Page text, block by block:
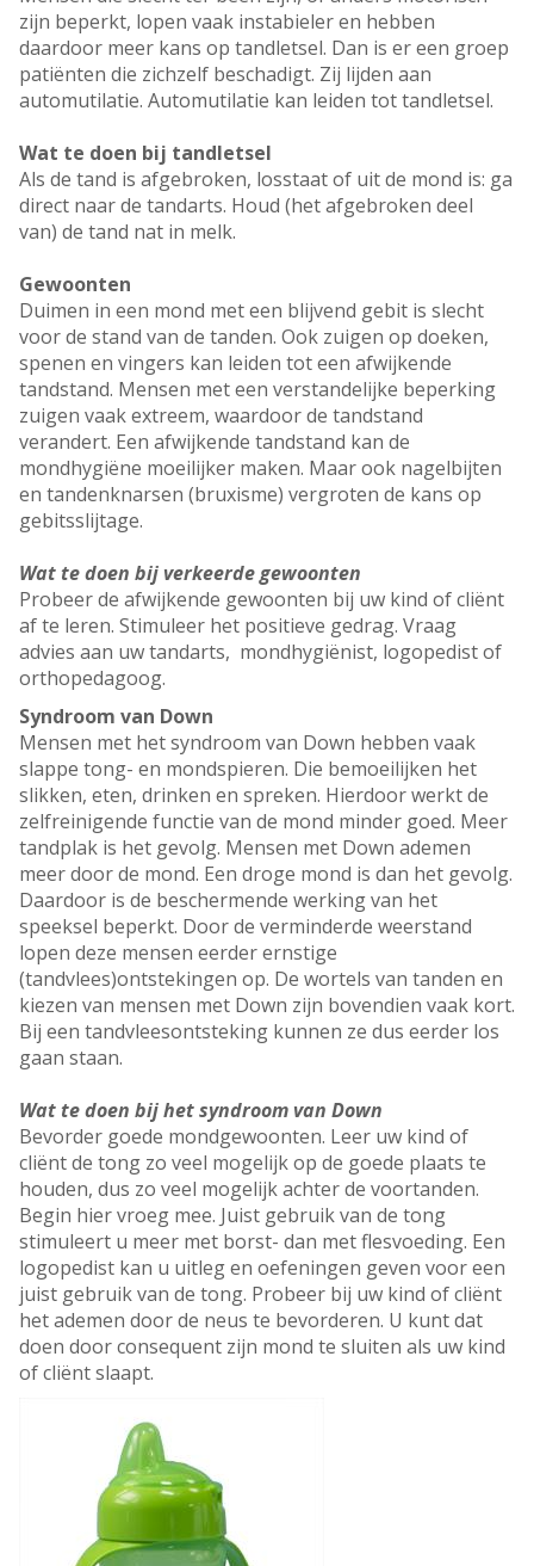
zijn beperkt, lopen vaak instabieler en hebben
daardoor meer kans op tandletsel. Dan is er een groep
patiënten die zichzelf beschadigt. Zij lijden aan
automutilatie. Automutilatie kan leiden tot tandletsel.
Wat te doen bij tandletsel
Als de tand is afgebroken, losstaat of uit de mond is: ga
direct naar de tandarts. Houd (het afgebroken deel
van) de tand nat in melk.
Gewoonten
Duimen in een mond met een blijvend gebit is slecht
voor de stand van de tanden. Ook zuigen op doeken,
spenen en vingers kan leiden tot een afwijkende
tandstand. Mensen met een verstandelijke beperking
zuigen vaak extreem, waardoor de tandstand
verandert. Een afwijkende tandstand kan de
mondhygiëne moeilijker maken. Maar ook nagelbijten
en tandenknarsen (bruxisme) vergroten de kans op
gebitsslijtage.
Wat te doen bij verkeerde gewoonten
Probeer de afwijkende gewoonten bij uw kind of cliënt
af te leren. Stimuleer het positieve gedrag. Vraag
advies aan uw tandarts, mondhygiënist, logopedist of
orthopedagoog.
Syndroom van Down
Mensen met het syndroom van Down hebben vaak
slappe tong- en mondspieren. Die bemoeilijken het
slikken, eten, drinken en spreken. Hierdoor werkt de
zelfreinigende functie van de mond minder goed. Meer
tandplak is het gevolg. Mensen met Down ademen
meer door de mond. Een droge mond is dan het gevolg.
Daardoor is de beschermende werking van het
speeksel beperkt. Door de verminderde weerstand
lopen deze mensen eerder ernstige
(tandvlees)ontstekingen op. De wortels van tanden en
kiezen van mensen met Down zijn bovendien vaak kort.
Bij een tandvleesontsteking kunnen ze dus eerder los
gaan staan.
Wat te doen bij het syndroom van Down
Bevorder goede mondgewoonten. Leer uw kind of
cliënt de tong zo veel mogelijk op de goede plaats te
houden, dus zo veel mogelijk achter de voortanden.
Begin hier vroeg mee. Juist gebruik van de tong
stimuleert u meer met borst- dan met flesvoeding. Een
logopedist kan u uitleg en oefeningen geven voor een
juist gebruik van de tong. Probeer bij uw kind of cliënt
het ademen door de neus te bevorderen. U kunt dat
doen door consequent zijn mond te sluiten als uw kind
of cliënt slaapt.